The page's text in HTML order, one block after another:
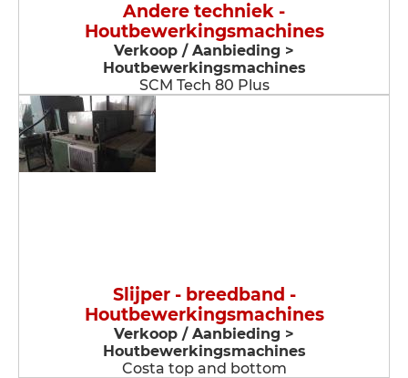
Andere techniek -
Houtbewerkingsmachines
Verkoop / Aanbieding >
Houtbewerkingsmachines
SCM Tech 80 Plus
Slijper - breedband -
Houtbewerkingsmachines
Verkoop / Aanbieding >
Houtbewerkingsmachines
Costa top and bottom